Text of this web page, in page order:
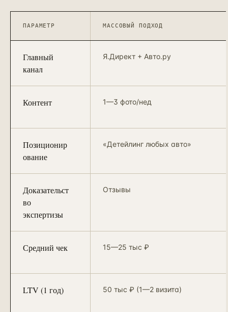
ПАРАМЕТР МАССОВЫЙ ПОДХОД
Главный
канал
Я.Директ + Авто.ру
Контент 1—3 фото/нед
Позиционир
ование
«Детейлинг любых авто»
Доказательст
во
экспертизы
Отзывы
Средний чек 15—25 тыс ₽
LTV (1 год) 50 тыс ₽ (1—2 визита)